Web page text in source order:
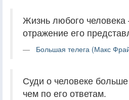
Жизнь любого
отражение его
Большая телега (Макс
Суди о человеке
чем по его ответам.